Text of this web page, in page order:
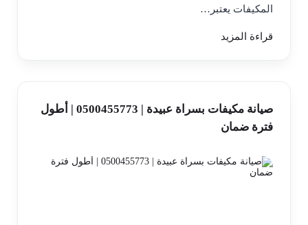
المكيفات يعتبر…
قراءة المزيد
صيانة مكيفات بسراة عبيدة | 0500455773 | أطول
فترة ضمان